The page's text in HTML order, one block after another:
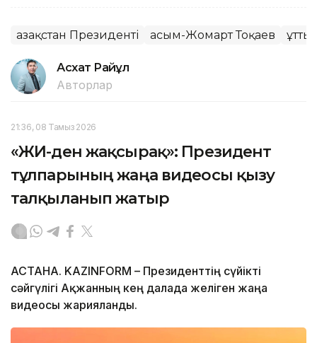
Қазақстан Президенті Қасым-Жомарт Тоқаев
Асхат Райқұл
Авторлар
21:36, 08 Тамыз 2026
«ЖИ-ден жақсырақ»: Президент
тұлпарының жаңа видеосы қызу
талқыланып жатыр
АСТАНА. KAZINFORM – Президенттің сүйікті
сәйгүлігі Ақжанның кең далада желіген жаңа
видеосы жарияланды.